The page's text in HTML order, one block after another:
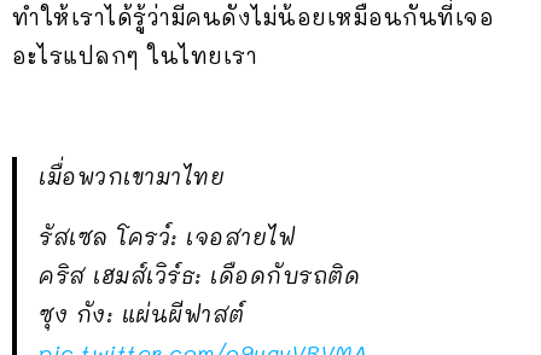
ทำให้เราได้รู้ว่ามีคนดังไม่น้อยเหมือนกันที่เจอ
อะไรแปลกๆ ในไทยเรา
เมื่อพวกเขามาไทย
รัสเซล โครว์: เจอสายไฟ
คริส เฮมส์เวิร์ธ: เดือดกับรถติด
ซุง กัง: แผ่นผีฟาสต์